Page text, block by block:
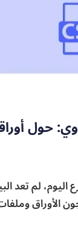
حول
اليوم، لم
الأوراق